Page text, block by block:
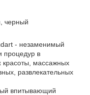
черный
- незаменимый
процедур в
красоты, массажных
развлекательных
впитывающий